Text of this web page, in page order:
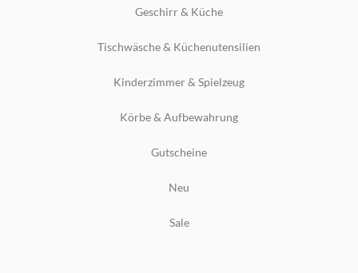
Geschirr & Küche
Tischwäsche & Küchenutensilien
Kinderzimmer & Spielzeug
Körbe & Aufbewahrung
Gutscheine
Neu
Sale